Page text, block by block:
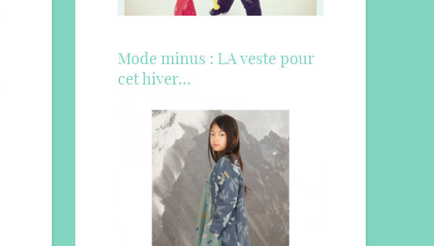
Mode minus : LA veste pour
cet hiver…